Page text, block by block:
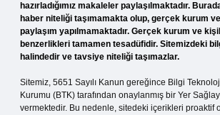
hazırladığımız makaleler paylaşılmaktadır.
haber niteliği taşımamakta olup, gerçek kurum
paylaşım yapılmamaktadır. Gerçek kurum ve
benzerlikleri tamamen tesadüfidir. Sitemizdeki
halindedir ve tavsiye niteliği taşımazlar.
Sitemiz, 5651 Sayılı Kanun gereğince Bilgi
Kurumu (BTK) tarafından onaylanmış bir Yer
vermektedir. Bu nedenle, sitedeki içerikleri proaktif